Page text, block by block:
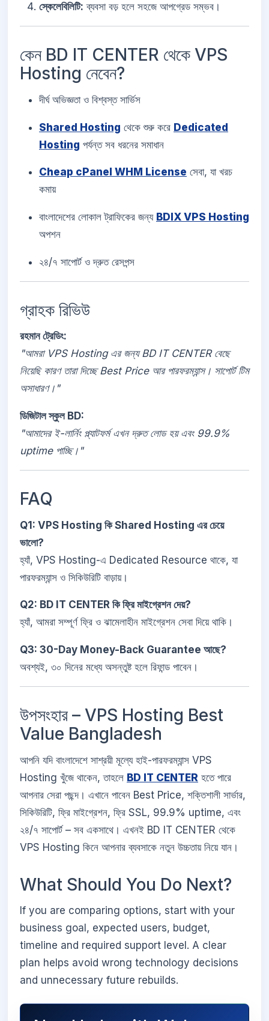
স্কেলেবিলিটি: ব্যবসা বড় হলে সহজে আপগ্রেড সম্ভব।
কেন BD IT CENTER থেকে VPS
Hosting নেবেন?
দীর্ঘ অভিজ্ঞতা ও বিশ্বস্ত সার্ভিস
Shared Hosting থেকে শুরু করে Dedicated
Hosting পর্যন্ত সব ধরনের সমাধান
Cheap cPanel WHM License সেবা, যা খরচ
কমায়
বাংলাদেশের লোকাল ট্রাফিকের জন্য BDIX VPS Hosting
অপশন
২৪/৭ সাপোর্ট ও দ্রুত রেসপন্স
গ্রাহক রিভিউ
রহমান ট্রেডিং:
"আমরা VPS Hosting এর জন্য BD IT CENTER বেছে
নিয়েছি কারণ তারা দিচ্ছে Best Price আর পারফরম্যান্স। সাপোর্ট টিম
অসাধারণ।"
ডিজিটাল স্কুল BD:
"আমাদের ই-লার্নিং প্ল্যাটফর্ম এখন দ্রুত লোড হয় এবং 99.9%
uptime পাচ্ছি।"
FAQ
Q1: VPS Hosting কি Shared Hosting এর চেয়ে
ভালো?
হ্যাঁ, VPS Hosting-এ Dedicated Resource থাকে, যা
পারফরম্যান্স ও সিকিউরিটি বাড়ায়।
Q2: BD IT CENTER কি ফ্রি মাইগ্রেশন দেয়?
হ্যাঁ, আমরা সম্পূর্ণ ফ্রি ও ঝামেলাহীন মাইগ্রেশন সেবা দিয়ে থাকি।
Q3: 30-Day Money-Back Guarantee আছে?
অবশ্যই, ৩০ দিনের মধ্যে অসন্তুষ্ট হলে রিফান্ড পাবেন।
উপসংহার – VPS Hosting Best
Value Bangladesh
আপনি যদি বাংলাদেশে সাশ্রয়ী মূল্যে হাই-পারফরম্যান্স VPS
Hosting খুঁজে থাকেন, তাহলে BD IT CENTER হতে পারে
আপনার সেরা পছন্দ। এখানে পাবেন Best Price, শক্তিশালী সার্ভার,
সিকিউরিটি, ফ্রি মাইগ্রেশন, ফ্রি SSL, 99.9% uptime, এবং
২৪/৭ সাপোর্ট – সব একসাথে। এখনই BD IT CENTER থেকে
VPS Hosting কিনে আপনার ব্যবসাকে নতুন উচ্চতায় নিয়ে যান।
What Should You Do Next?
If you are comparing options, start with your
business goal, expected users, budget,
timeline and required support level. A clear
plan helps avoid wrong technology decisions
and unnecessary future rebuilds.